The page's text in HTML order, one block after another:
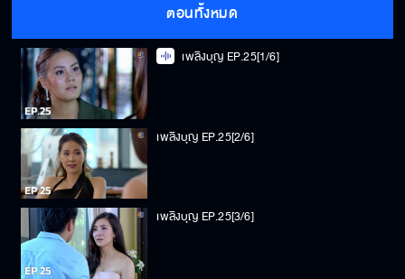
ตอนทั้งหมด
เพลิงบุญ EP.25[1/6]
เพลิงบุญ EP.25[2/6]
เพลิงบุญ EP.25[3/6]